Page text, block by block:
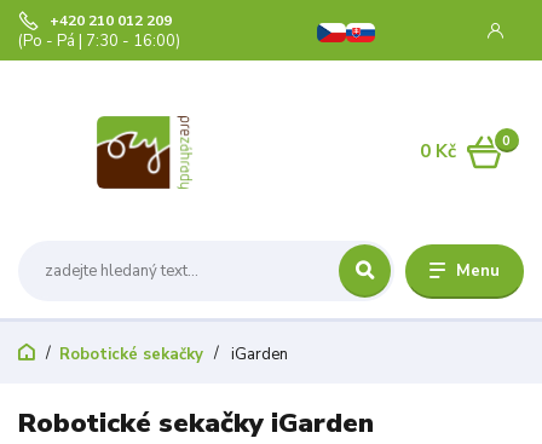
Menu
+420 210 012 209
(Po - Pá | 7:30 - 16:00)
0
0 Kč
Robotické sekačky iGarden
Robotické sekačky iGarden